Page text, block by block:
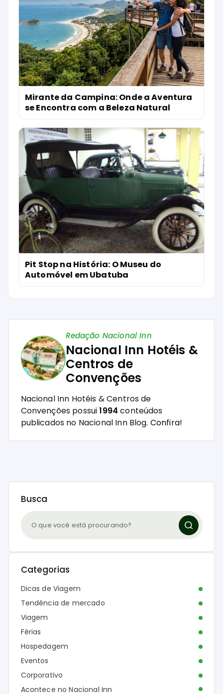
Mirante da Campina: Onde a Aventura
se Encontra com a Beleza Natural
Pit Stop na História: O Museu do
Automóvel em Ubatuba
Redação Nacional Inn
Nacional Inn Hotéis &
Centros de
Convenções
Nacional Inn Hotéis & Centros de
Convenções possui1994 conteúdos
publicados no Nacional Inn Blog. Confira!
Busca
Categorias
Dicas de Viagem
Tendência de mercado
Viagem
Férias
Hospedagem
Eventos
Corporativo
Acontece no Nacional Inn